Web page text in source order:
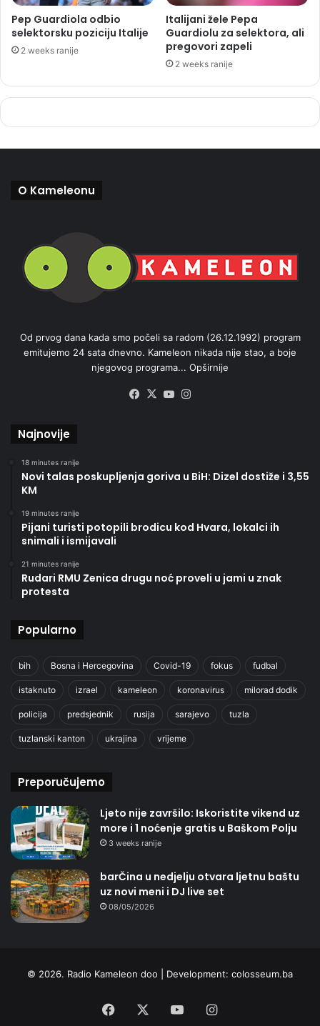
Pep Guardiola odbio
selektorsku poziciju Italije
2 weeks ranije
Italijani žele Pepa
Guardiolu za selektora, ali
pregovori zapeli
2 weeks ranije
O Kameleonu
Od prvog dana kada smo počeli sa radom (26.12.1992) program
emitujemo 24 sata dnevno. Kameleon nikada nije stao, a boje
njegovog programa... Opširnije
Facebook
X YouTube
Najnovije
18 minutes ranije
Novi talas poskupljenja goriva u BiH: Dizel dostiže i 3,55
KM
19 minutes ranije
Pijani turisti potopili brodicu kod Hvara, lokalci ih
snimali i ismijavali
21 minutes ranije
Rudari RMU Zenica drugu noć proveli u jami u znak
protesta
Popularno
bih Bosna i Hercegovina Covid-19 fokus fudbal
istaknuto izrael kameleon koronavirus milorad dodik
policija predsjednik rusija sarajevo tuzla
tuzlanski kanton ukrajina vrijeme
Preporučujemo
Ljeto nije završilo: Iskoristite vikend uz
more i 1 noćenje gratis u Baškom Polju
3 weeks ranije
barČina u nedjelju otvara ljetnu baštu
uz novi meni i DJ live set
08/05/2026
© 2026. Radio Kameleon doo | Development: colosseum.ba
Facebook YouTubeInstagram